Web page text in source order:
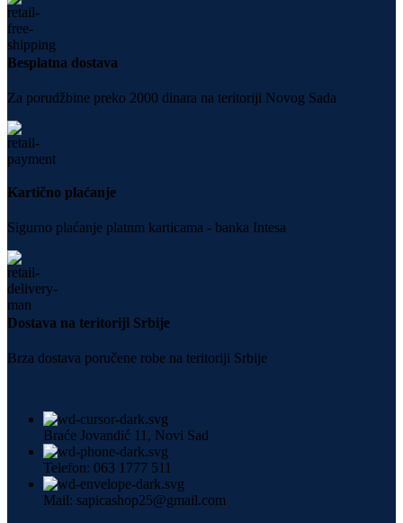
Besplatna dostava
Za porudžbine preko 2000 dinara na teritoriji Novog Sada
Kartično plaćanje
Sigurno plaćanje platnm karticama - banka Intesa
Dostava na teritoriji Srbije
Brza dostava poručene robe na teritoriji Srbije
Braće Jovandić 11, Novi Sad
Telefon: 063 1777 511
Mail: sapicashop25@gmail.com